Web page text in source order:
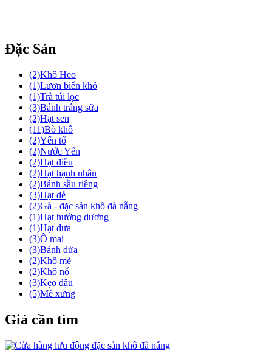
Đặc Sản
(2)Khô Heo
(1)Lươn biển khô
(1)Trà túi lọc
(3)Bánh tráng sữa
(2)Hạt sen
(11)Bò khô
(2)Yến tổ
(2)Nước Yến
(2)Hạt điều
(2)Hạt hạnh nhân
(2)Bánh sầu riêng
(3)Hạt dẻ
(2)Gà - đặc sản khô đà nẵng
(1)Hạt hướng dương
(1)Hạt dưa
(3)Ô mai
(3)Bánh dừa
(2)Khô mè
(2)Khô nổ
(3)Kẹo đậu
(5)Mè xửng
Giá cần tìm